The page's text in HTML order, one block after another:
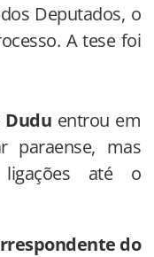
Deputados, o
A tese foi
Dudu entrou em
paraense, mas
até o
do